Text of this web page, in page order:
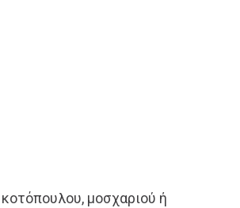
μοσχαριού ή